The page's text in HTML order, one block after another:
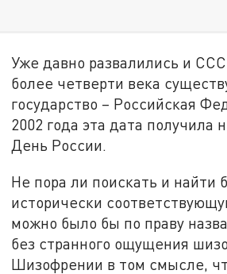
Уже давно развалились и
более четверти века
государство – Российская
2002 года эта дата получила
День России.
Не пора ли поискать и найти
исторически
можно было бы по праву
без странного ощущения
Шизофрении в том смысле,